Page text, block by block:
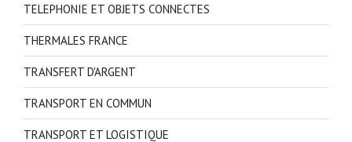
TELEPHONIE ET OBJETS CONNECTES
THERMALES FRANCE
TRANSFERT D'ARGENT
TRANSPORT EN COMMUN
TRANSPORT ET LOGISTIQUE